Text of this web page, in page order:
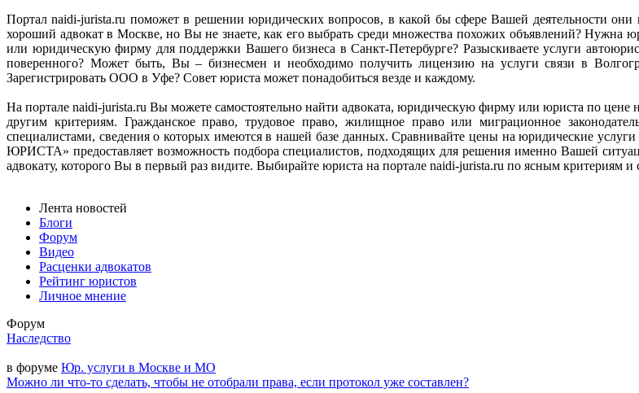
Портал naidi-jurista.ru поможет в решении юридических вопросов, в какой бы сфере Вашей деятельности они
хороший адвокат в Москве, но Вы не знаете, как его выбрать среди множества похожих объявлений? Нужна
или юридическую фирму для поддержки Вашего бизнеса в Санкт-Петербурге? Разыскиваете услуги
поверенного? Может быть, Вы – бизнесмен и необходимо получить лицензию на услуги связи в
Зарегистрировать ООО в Уфе? Совет юриста может понадобиться везде и каждому.
На портале naidi-jurista.ru Вы можете самостоятельно найти адвоката, юридическую фирму или юриста по
другим критериям. Гражданское право, трудовое право, жилищное право или миграционное
специалистами, сведения о которых имеются в нашей базе данных. Сравнивайте цены на юридические
ЮРИСТА» предоставляет возможность подбора специалистов, подходящих для решения именно Вашей
адвокату, которого Вы в первый раз видите. Выбирайте юриста на портале naidi-jurista.ru по ясным критериям и
Лента новостей
Блоги
Форум
Видео
Расценки адвокатов
Рейтинг юристов
Личное мнение
Форум
Наследство
в форуме Юр. услуги в Москве и МО
Можно ли что-то сделать, чтобы не отобрали права, если протокол уже составлен?